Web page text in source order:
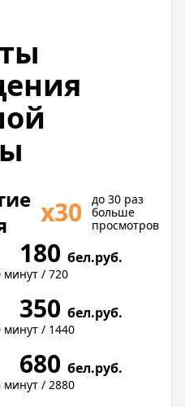
х30
до 30 раз
больше
просмотров
180 бел.руб.
/ 720
350 бел.руб.
/ 1440
680 бел.руб.
/ 2880